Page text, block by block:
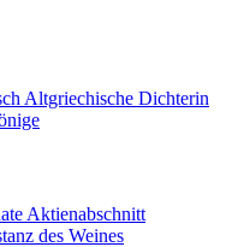
Altgriechische Dichterin
Aktienabschnitt
des Weines